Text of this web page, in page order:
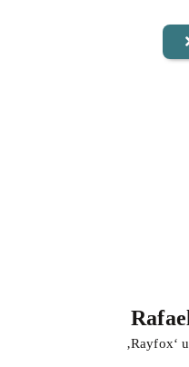
‚Rayfox‘